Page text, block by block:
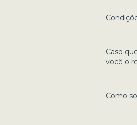
Caso
você o
Como